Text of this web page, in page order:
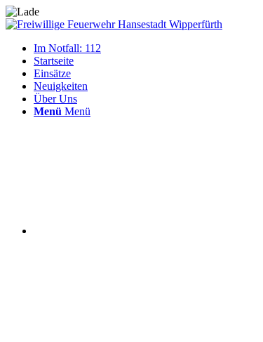
Im Notfall: 112
Startseite
Einsätze
Neuigkeiten
Über Uns
Menü Menü